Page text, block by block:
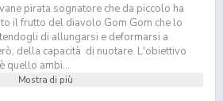
pirata sognatore che da piccolo ha
il frutto del diavolo Gom Gom che lo
di allungarsi e deformarsi a
della capacità di nuotare. L'obiettivo
quello ambi...
Mostra di più